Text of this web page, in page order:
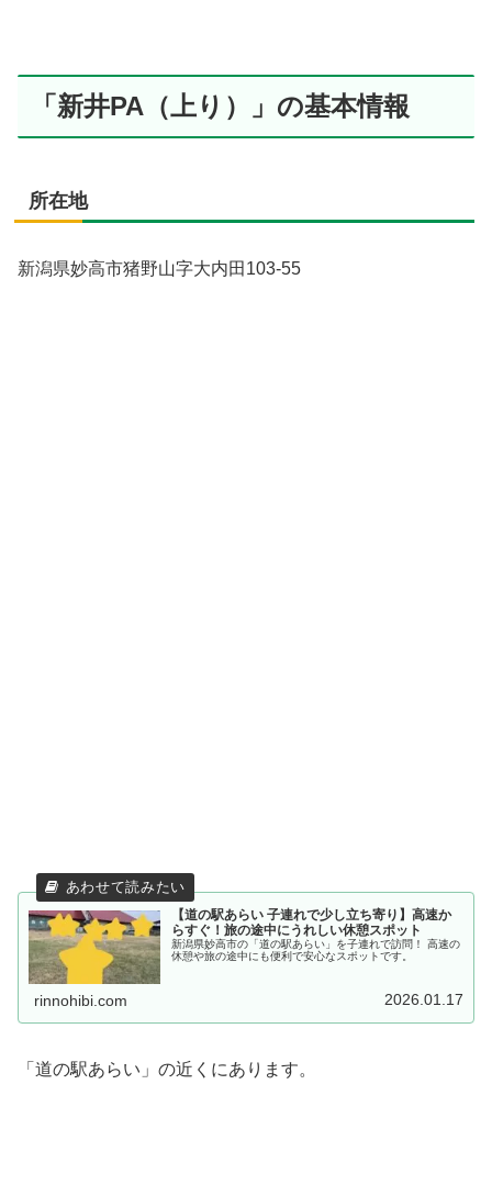
「新井PA（上り）」の基本情報
所在地
新潟県妙高市猪野山字大内田103-55
【道の駅あらい 子連れで少し立ち寄り】高速か
らすぐ！旅の途中にうれしい休憩スポット
新潟県妙高市の「道の駅あらい」を子連れで訪問！ 高速の
休憩や旅の途中にも便利で安心なスポットです。
rinnohibi.com 2026.01.17
「道の駅あらい」の近くにあります。